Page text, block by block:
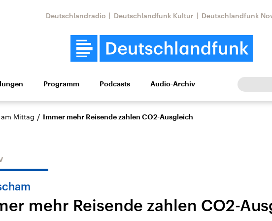
Deutschlandradio Deutschlandfunk Kultur Deutschlandfunk
Politik Wirtschaft Wissen Kultur Europa
Musik
Nahostkonflikt
Iran
Faktenchecks
In unseren
Programm Podcasts Audio-Archiv
Mittag / Immer mehr Reisende zahlen CO2-Ausgleich
mehr Reisende zahlen CO2-